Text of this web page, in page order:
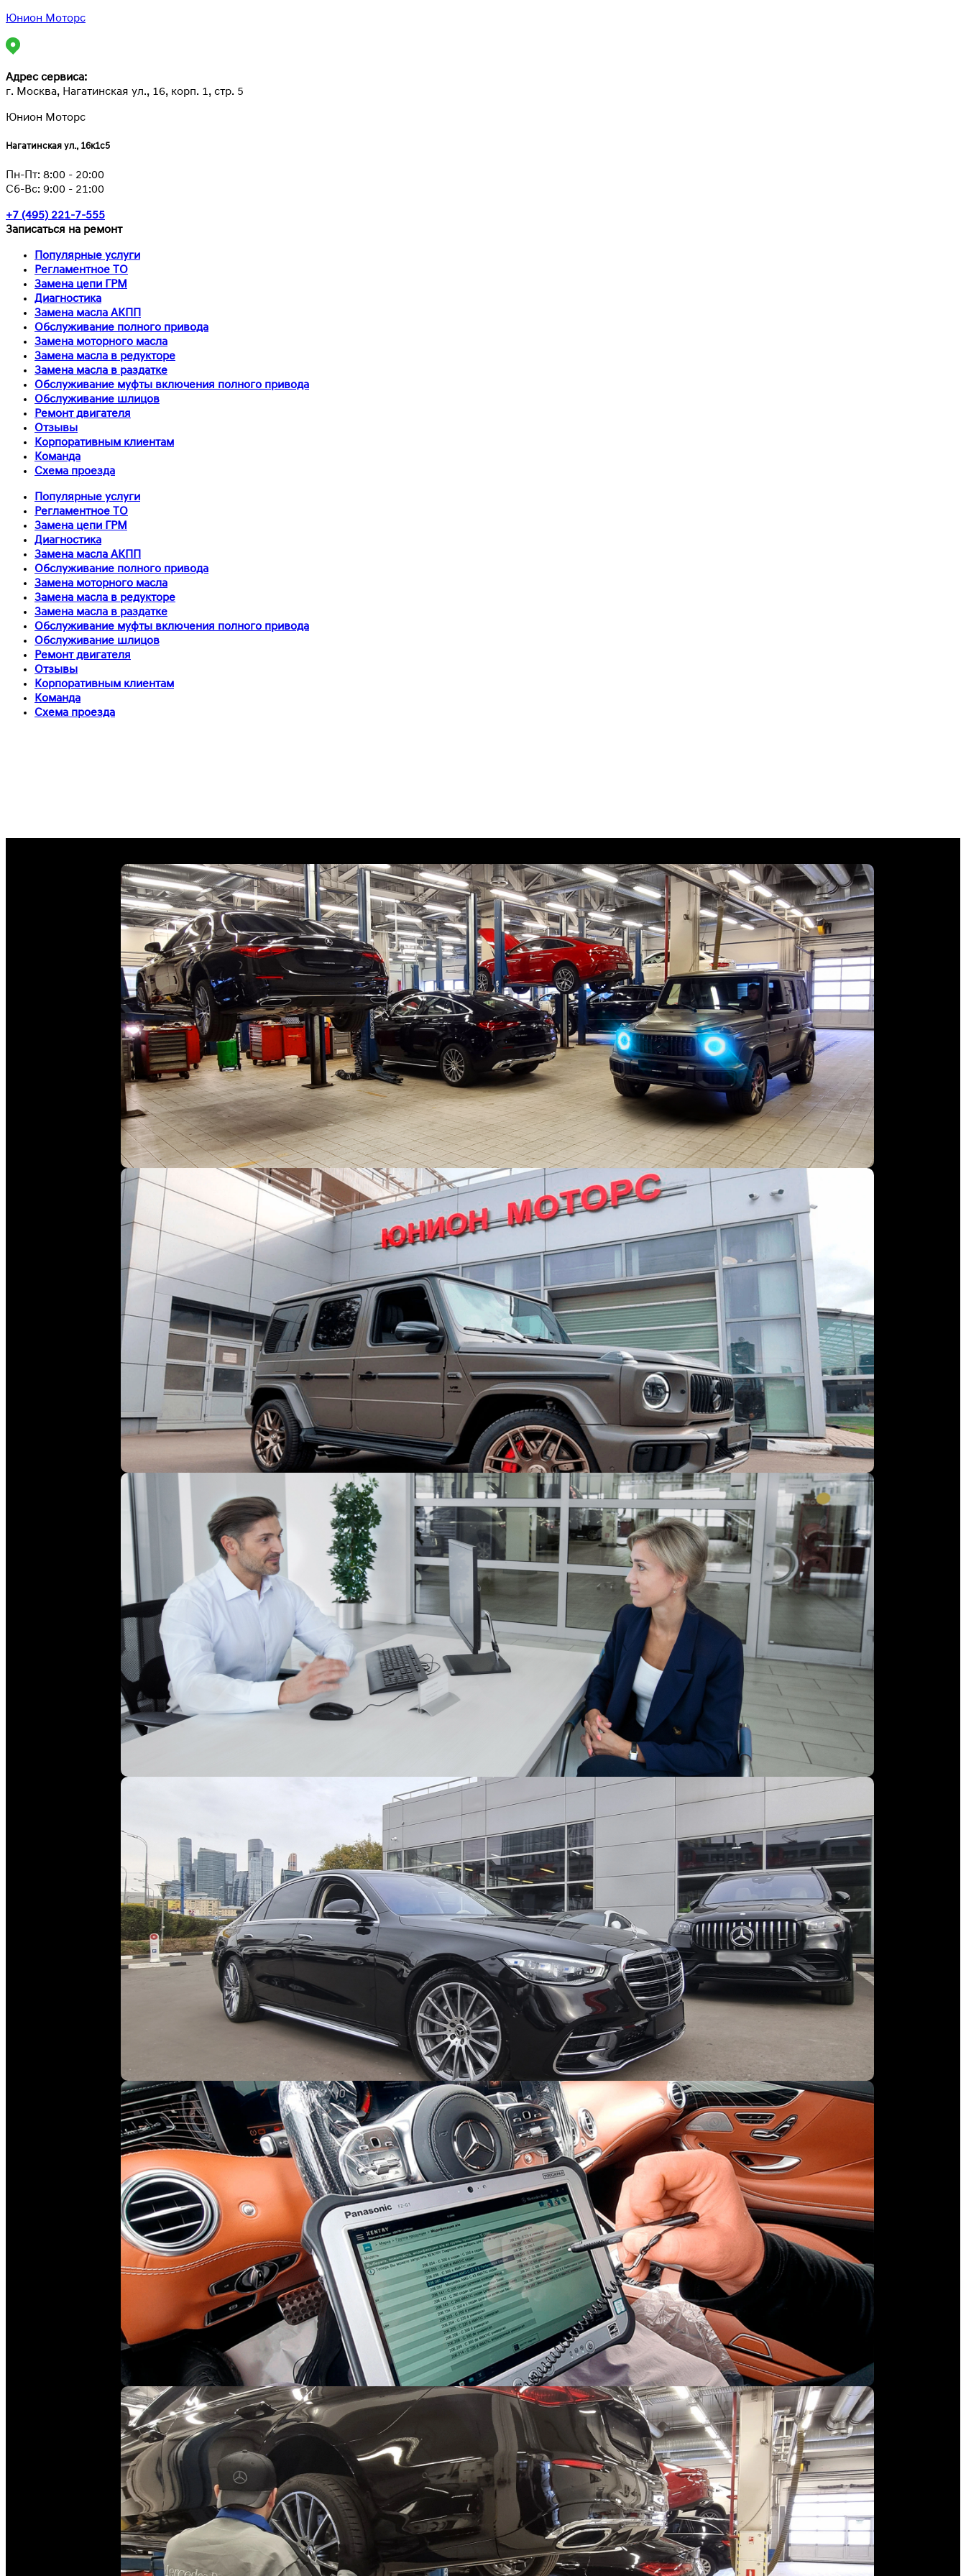
Юнион Моторс
Адрес сервиса:
г. Москва, Нагатинская ул., 16, корп. 1, стр. 5
Юнион Моторс
Нагатинская ул., 16к1с5
Пн-Пт: 8:00 - 20:00
Сб-Вс: 9:00 - 21:00
+7 (495) 221-7-555
Записаться на ремонт
Популярные услуги
Регламентное ТО
Замена цепи ГРМ
Диагностика
Замена масла АКПП
Обслуживание полного привода
Замена моторного масла
Замена масла в редукторе
Замена масла в раздатке
Обслуживание муфты включения полного привода
Обслуживание шлицов
Ремонт двигателя
Отзывы
Корпоративным клиентам
Команда
Схема проезда
Популярные услуги
Регламентное ТО
Замена цепи ГРМ
Диагностика
Замена масла АКПП
Обслуживание полного привода
Замена моторного масла
Замена масла в редукторе
Замена масла в раздатке
Обслуживание муфты включения полного привода
Обслуживание шлицов
Ремонт двигателя
Отзывы
Корпоративным клиентам
Команда
Схема проезда